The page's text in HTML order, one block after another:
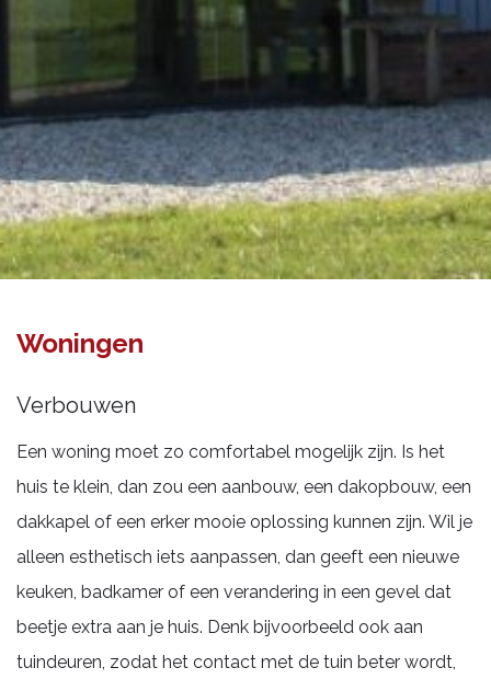
Woningen
Woningen
Verbouwen
Een woning moet zo comfortabel mogelijk zijn. Is het
huis te klein, dan zou een aanbouw, een dakopbouw, een
dakkapel of een erker mooie oplossing kunnen zijn. Wil je
alleen esthetisch iets aanpassen, dan geeft een nieuwe
keuken, badkamer of een verandering in een gevel dat
beetje extra aan je huis. Denk bijvoorbeeld ook aan
tuindeuren, zodat het contact met de tuin beter wordt,